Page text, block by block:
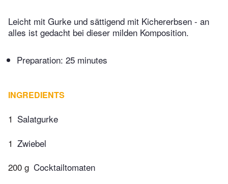
Leicht mit Gurke und sättigend mit Kichererbsen - an
alles ist gedacht bei dieser milden Komposition.
Preparation: 25 minutes
INGREDIENTS
1 Salatgurke
1 Zwiebel
200 g Cocktailtomaten